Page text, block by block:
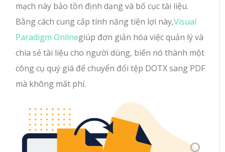
mạch này bảo tồn định dạng và bố cục tài liệu.
Bằng cách cung cấp tính năng tiện lợi này,Visual
Paradigm Onlinegiúp đơn giản hóa việc quản lý và
chia sẻ tài liệu cho người dùng, biến nó thành một
công cụ quý giá để chuyển đổi tệp DOTX sang PDF
mà không mất phí.